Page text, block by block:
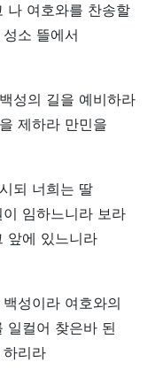
나 여호와를 찬송할
소 뜰에서
성의 길을 예비하라
제하라 만민을
되 너희는 딸
임하느니라 보라
앞에 있느니라
성이라 여호와의
일컬어 찾은바 된
리라